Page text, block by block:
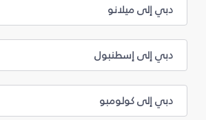
دبي إلى ميلانو
دبي إلى إسطنبول
دبي إلى كولومبو